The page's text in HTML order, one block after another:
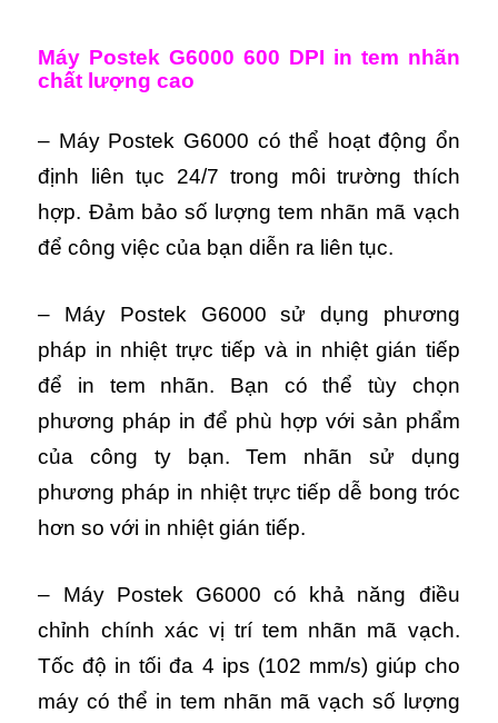
Máy Postek G6000 600 DPI in tem nhãn
chất lượng cao
– Máy Postek G6000 có thể hoạt động ổn
định liên tục 24/7 trong môi trường thích
hợp. Đảm bảo số lượng tem nhãn mã vạch
để công việc của bạn diễn ra liên tục.
– Máy Postek G6000 sử dụng phương
pháp in nhiệt trực tiếp và in nhiệt gián tiếp
để in tem nhãn. Bạn có thể tùy chọn
phương pháp in để phù hợp với sản phẩm
của công ty bạn. Tem nhãn sử dụng
phương pháp in nhiệt trực tiếp dễ bong tróc
hơn so với in nhiệt gián tiếp.
– Máy Postek G6000 có khả năng điều
chỉnh chính xác vị trí tem nhãn mã vạch.
Tốc độ in tối đa 4 ips (102 mm/s) giúp cho
máy có thể in tem nhãn mã vạch số lượng